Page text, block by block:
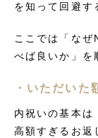
を知って回避す
ここでは「なぜ
べば良いか」を
・いただいた
内祝いの基本は
高額すぎるお返